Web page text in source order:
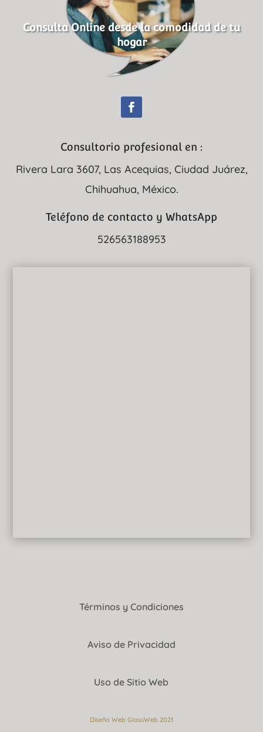
Consulta Online desde la comodidad de tu
hogar
Consultorio profesional en :
Rivera Lara 3607, Las Acequias, Ciudad Juárez,
Chihuahua, México.
Teléfono de contacto y WhatsApp
526563188953
Términos y Condiciones
Aviso de Privacidad
Uso de Sitio Web
Diseño Web GlassWeb 2021